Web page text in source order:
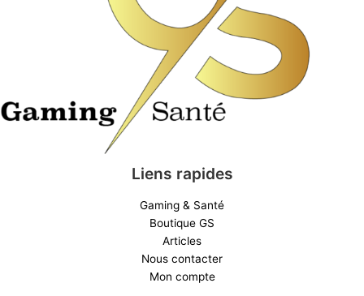
Liens rapides
Gaming & Santé
Boutique GS
Articles
Nous contacter
Mon compte